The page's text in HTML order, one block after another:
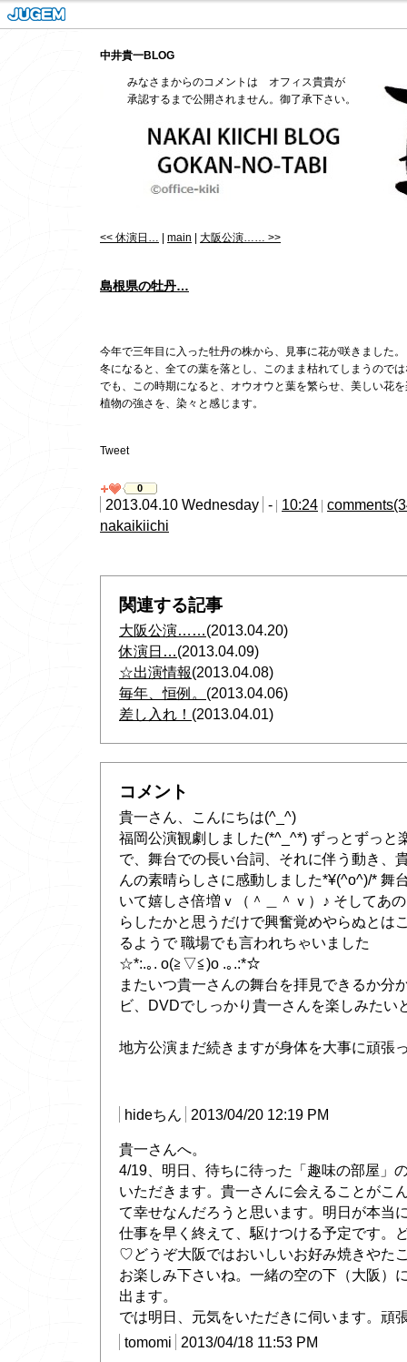
中井貴一BLOG
みなさまからのコメントは オフィス貴貴が
承認するまで公開されません。御了承下さい。
<< 休演日… main 大阪公演…… >>
島根県の牡丹…
今年で三年目に入った牡丹の株から、見事に花が咲きました。
冬になると、全ての葉を落とし、このまま枯れてしまうの
でも、この時期になると、オウオウと葉を繁らせ、美しい花
植物の強さを、染々と感じます。
Tweet
0
2013.04.10 Wednesday - 10:24
nakaikiichi
関連する記事
大阪公演……(2013.04.20)
休演日…(2013.04.09)
☆出演情報(2013.04.08)
毎年、恒例。 (2013.04.06)
差し入れ！ (2013.04.01)
コメント
貴一さん、こんにちは(^_^)
福岡公演観劇しました(*^_^*) ずっとずっと
で、舞台での長い台詞、それに伴う動き、
んの素晴らしさに感動しました*¥(^o^)/* 舞
いて嬉しさ倍増ｖ（＾＿＾ｖ）♪ そしてあ
らしたかと思うだけで興奮覚めやらぬとは
るようで 職場でも言われちゃいました
☆*:.｡. o(≧▽≦)o .｡.:*☆
またいつ貴一さんの舞台を拝見できるか分
ビ、DVDでしっかり貴一さんを楽しみた
地方公演まだ続きますが身体を大事に頑張
hideちん 2013/04/20 12:19 PM
貴一さんへ。
4/19、明日、待ちに待った「趣味の部屋」
いただきます。貴一さんに会えることがこ
て幸せなんだろうと思います。明日が本当
仕事を早く終えて、駆けつける予定です。
♡どうぞ大阪ではおいしいお好み焼きやた
お楽しみ下さいね。一緒の空の下（大阪）
出ます。
では明日、元気をいただきに伺います。
tomomi
2013/04/18 11:53 PM